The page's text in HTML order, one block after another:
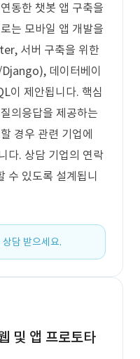
동한 챗봇 앱 구축을
는 모바일 앱 개발을
서버 구축을 위한
데이터베이
이 제안됩니다. 핵심
의응답을 제공하는
경우 관련 기업에
다. 상담 기업의 연락
수 있도록 설계됩니
담 받으세요.
및 앱 프로토타